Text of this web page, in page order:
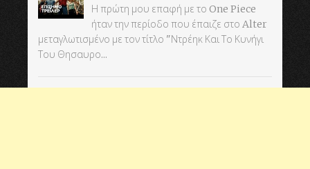
Η πρώτη μου επαφή με το One Piece
ήταν την περίοδο που έπαιζε στο Alter
μεταγλωτισμένο με τον τίτλο "Ντρέηκ Και Το Κυνήγι
Του Θησαυρο...